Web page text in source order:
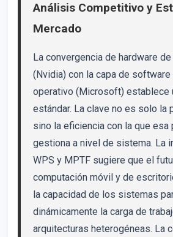
Análisis Competitivo y
Mercado
La convergencia de hardware
(Nvidia) con la capa de
operativo (Microsoft) establece
estándar. La clave no es solo la
sino la eficiencia con la que esa
gestiona a nivel de sistema. La
WPS y MPTF sugiere que el
computación móvil y de
la capacidad de los sistemas
dinámicamente la carga de
arquitecturas heterogéneas. La